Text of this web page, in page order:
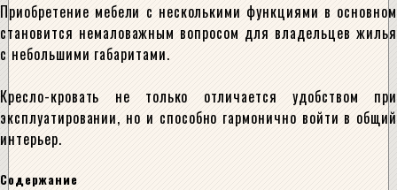
Приобретение мебели с несколькими функциями в основном
становится немаловажным вопросом для владельцев жилья
с небольшими габаритами.
Кресло-кровать не только отличается удобством при
эксплуатировании, но и способно гармонично войти в общий
интерьер.
Содержание